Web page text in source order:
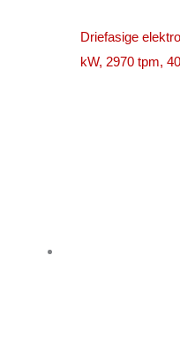
Driefasige
kW, 2970 tpm,